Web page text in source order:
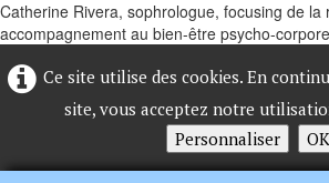
Catherine Rivera, sophrologue, focusing de la
accompagnement au bien-être psycho-
Ce site utilise des cookies. En
site, vous acceptez notre
Personnaliser
OK